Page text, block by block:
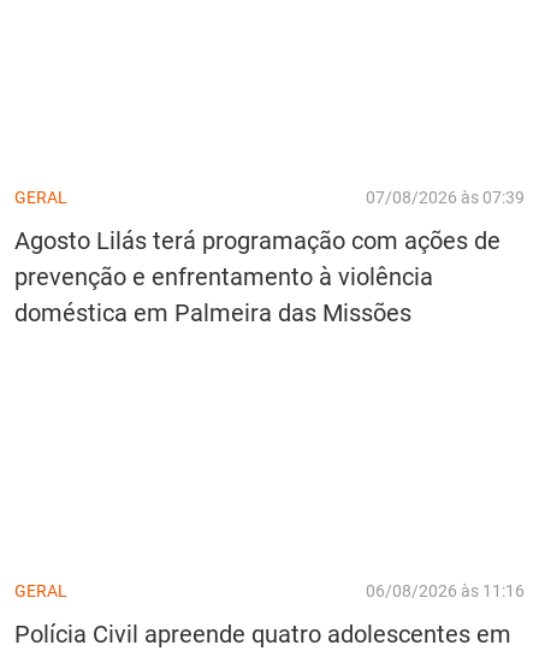
GERAL 07/08/2026 às 07:39
Agosto Lilás terá programação com ações de
prevenção e enfrentamento à violência
doméstica em Palmeira das Missões
GERAL 06/08/2026 às 11:16
Polícia Civil apreende quatro adolescentes em